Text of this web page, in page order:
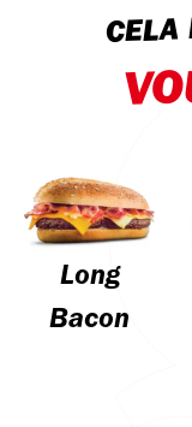
CELA
Long
Bacon